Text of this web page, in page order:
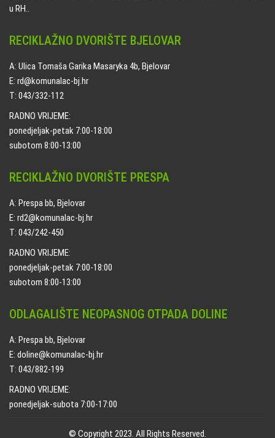
u RH..
RECIKLAŽNO DVORIŠTE BJELOVAR
A: Ulica Tomaša Garika Masaryka 4b, Bjelovar
E: rd@komunalac-bj.hr
T: 043/332-112
RADNO VRIJEME:
ponedjeljak-petak 7:00-18:00
subotom 8:00-13:00
RECIKLAŽNO DVORIŠTE PRESPA
A: Prespa bb, Bjelovar
E: rd2@komunalac-bj.hr
T: 043/242-450
RADNO VRIJEME:
ponedjeljak-petak 7:00-18:00
subotom 8:00-13:00
ODLAGALIŠTE NEOPASNOG OTPADA DOLINE
A: Prespa bb, Bjelovar
E: doline@komunalac-bj.hr
T: 043/882-199
RADNO VRIJEME:
ponedjeljak-subota 7:00-17:00
© Copyright 2023. All Rights Reserved.